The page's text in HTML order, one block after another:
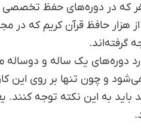
نفر که در دوره‌های حفظ
بیش از هزار حافظ قرآن کریم
دوره‌های یک ساله و
و چون تنها بر روی این
باید به این نکته توجه کنند.